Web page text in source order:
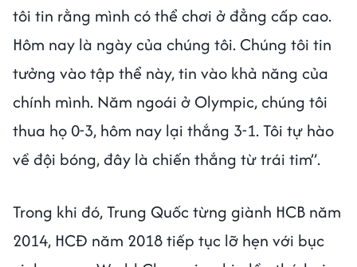
tôi tin rằng mình có thể chơi ở đẳng cấp cao.
Hôm nay là ngày của chúng tôi. Chúng tôi tin
tưởng vào tập thể này, tin vào khả năng của
chính mình. Năm ngoái ở Olympic, chúng tôi
thua họ 0-3, hôm nay lại thắng 3-1. Tôi tự hào
về đội bóng, đây là chiến thắng từ trái tim”.
Trong khi đó, Trung Quốc từng giành HCB năm
2014, HCĐ năm 2018 tiếp tục lỡ hẹn với bục